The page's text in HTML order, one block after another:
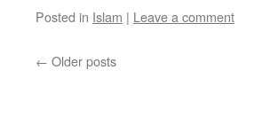
Posted in Islam | Leave a comment
← Older posts